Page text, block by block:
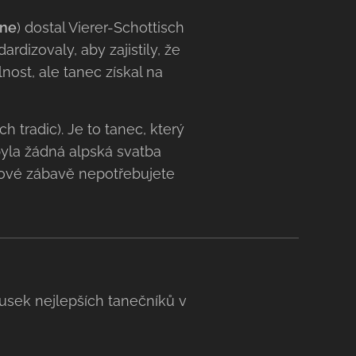
) dostal Vierer-Schottisch
aby zajistily, že
ale tanec získal na
tradic). Je to tanec, který
žádná alpská svatba
zábavě nepotřebujete
nejlepších tanečníků v